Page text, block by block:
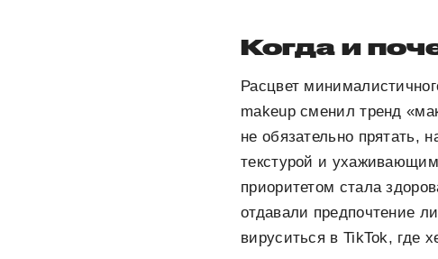
Когда и
Расцвет
makeup сменил тренд
не обязательно прятать,
текстурой и
приоритетом стала
отдавали предпочтение
вируситься в TikTok, где